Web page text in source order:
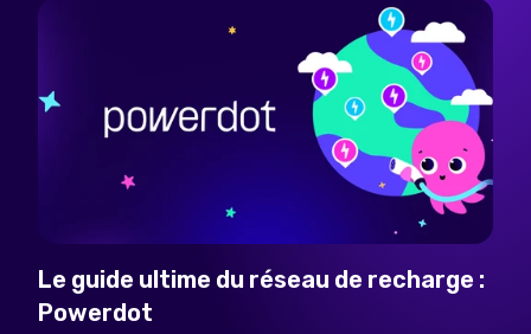
Le guide ultime du réseau de recharge :
Powerdot